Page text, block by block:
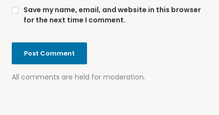
All comments are held for moderation.
Save my name, email, and website in this browser
for the next time I comment.